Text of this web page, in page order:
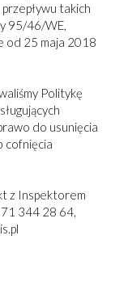
takich
95/46/WE,
od 25 maja 2018
Politykę
do usunięcia
cofnięcia
z Inspektorem
344 28 64,